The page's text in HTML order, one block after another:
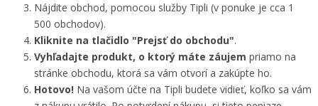
Nájdite obchod, pomocou služby Tipli (v ponuke je cca 1
500 obchodov).
Kliknite na tlačidlo "Prejsť do obchodu".
Vyhľadajte produkt, o ktorý máte záujem priamo na
stránke obchodu, ktorá sa vám otvorí a zakúpte ho.
Hotovo! Na vašom účte na Tipli budete vidieť, koľko sa vám